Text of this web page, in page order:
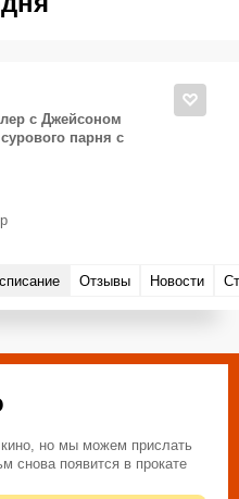
с Джейсоном
парня с
Отзывы Новости
но мы можем прислать
снова появится в прокате